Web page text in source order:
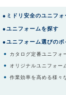
●ミドリ安全のユニフォ
●ユニフォームを探す
●ユニフォーム選びのポ
カタログ定番ユニフォ
オリジナルユニフォー
作業効率を高める様々